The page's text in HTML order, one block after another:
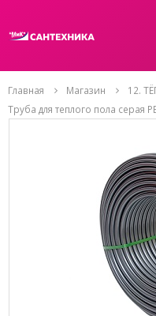
Главная Магазин 12.
Труба для теплого пола серая